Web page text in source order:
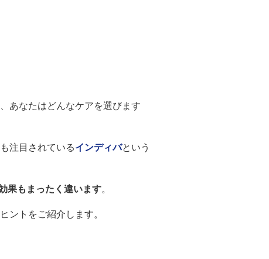
あなたはどんなケアを選びます
注目されているインディバという
果もまったく違います。
ントをご紹介します。